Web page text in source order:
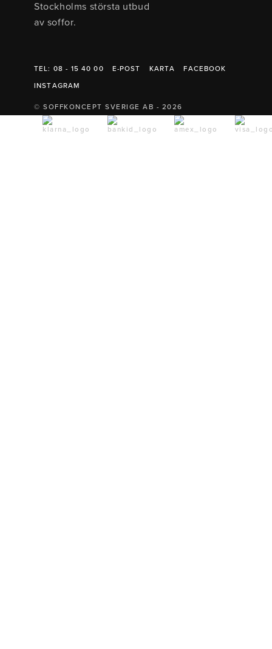
Stockholms största utbud
av soffor.
TEL: 08 - 15 40 00 E-POST KARTA
FACEBOOK
INSTAGRAM
© SOFFKONCEPT SVERIGE AB - 2026